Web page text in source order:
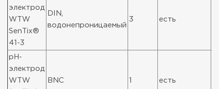
электрод
WTW
SenTix®
41-3
DIN,
водонепроницаемый
3 есть
pH-
электрод
WTW
BNC есть